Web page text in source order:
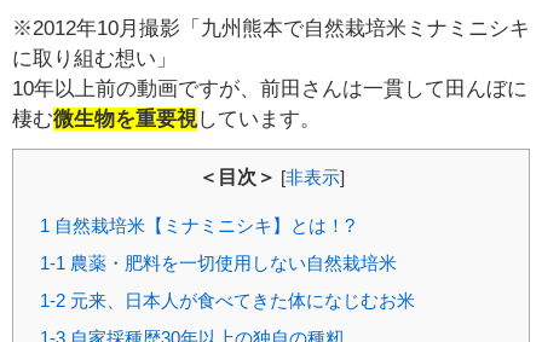
※2012年10月撮影「九州熊本で自然栽培米ミナミニシキ
に取り組む想い」
10年以上前の動画ですが、前田さんは一貫して田んぼに
棲む微生物を重要視しています。
＜目次＞ [非表示]
1 自然栽培米【ミナミニシキ】とは！?
1-1 農薬・肥料を一切使用しない自然栽培米
1-2 元来、日本人が食べてきた体になじむお米
1-3 自家採種歴30年以上の独自の種籾